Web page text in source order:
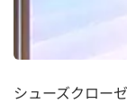
シューズクロー